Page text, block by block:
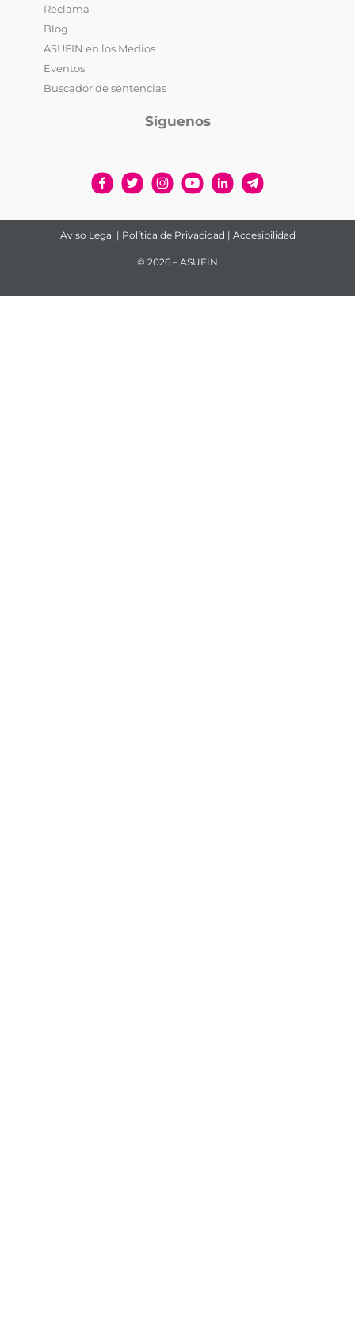
Reclama
Blog
ASUFIN en los Medios
Eventos
Buscador de sentencias
Síguenos
Aviso Legal | Política de Privacidad | Accesibilidad
© 2026 – ASUFIN